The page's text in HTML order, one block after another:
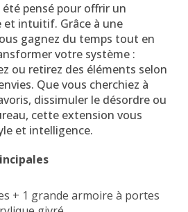
pensé pour offrir un
intuitif. Grâce à une
gagnez du temps tout en
votre système :
ou retirez des éléments selon
Que vous cherchiez à
dissimuler le désordre ou
cette extension vous
et intelligence.
+ 1 grande armoire à portes